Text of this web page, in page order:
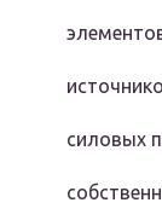
силовых